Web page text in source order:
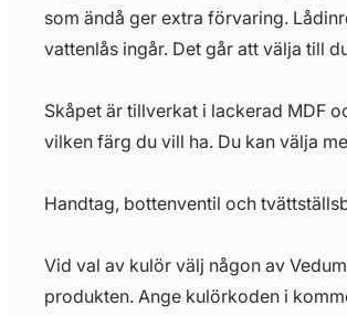
som ändå ger extra förvaring.
vattenlås ingår. Det går att välja till
Skåpet är tillverkat i lackerad MDF
vilken färg du vill ha. Du kan välja
Handtag, bottenventil och
Vid val av kulör välj någon av
produkten. Ange kulörkoden i